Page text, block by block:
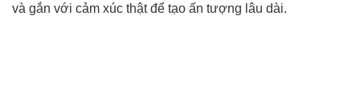
và gắn với cảm xúc thật để tạo ấn tượng lâu dài.